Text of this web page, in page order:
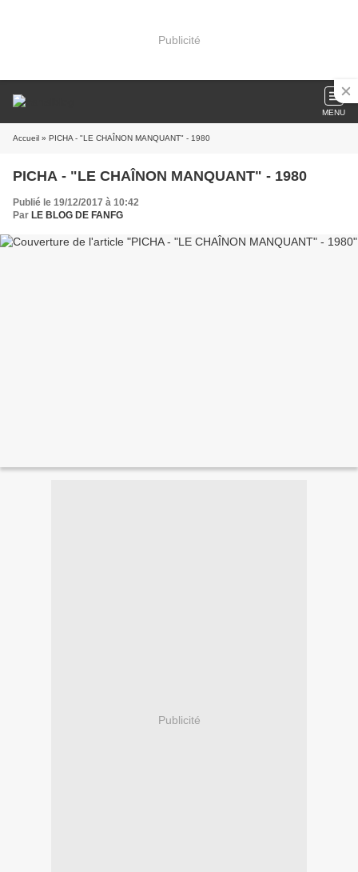
Publicité
MENU
Accueil » PICHA - "LE CHAÎNON MANQUANT" - 1980
PICHA - "LE CHAÎNON MANQUANT" - 1980
Publié le 19/12/2017 à 10:42
Par LE BLOG DE FANFG
Publicité